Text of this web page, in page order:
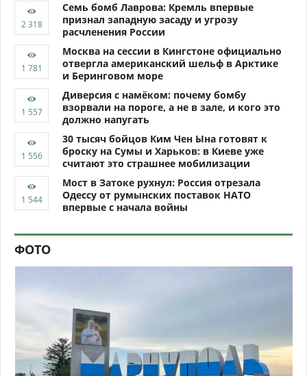
Семь бомб Лаврова: Кремль впервые
признал западную засаду и угрозу
расчленения России
Москва на сессии в Кингстоне официально
отвергла американский шельф в Арктике
и Беринговом море
Диверсия с намёком: почему бомбу
взорвали на пороге, а не в зале, и кого это
должно напугать
30 тысяч бойцов Ким Чен Ына готовят к
броску на Сумы и Харьков: в Киеве уже
считают это страшнее мобилизации
Мост в Затоке рухнул: Россия отрезала
Одессу от румынских поставок НАТО
впервые с начала войны
ФОТО